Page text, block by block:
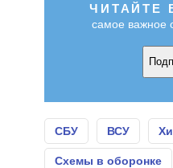
ЧИТАЙТЕ
самое важное
СБУ ВСУ
Схемы в оборонке